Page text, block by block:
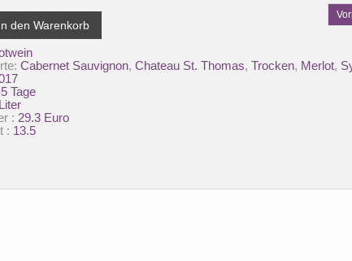
den Warenkorb
Cabernet Sauvignon, Chateau St. Thomas, Trocken, Merlot,
Tage
: 29.3 Euro
: 13.5